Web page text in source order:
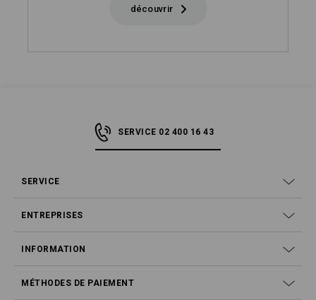
découvrir
SERVICE 02 400 16 43
SERVICE
ENTREPRISES
INFORMATION
MÉTHODES DE PAIEMENT